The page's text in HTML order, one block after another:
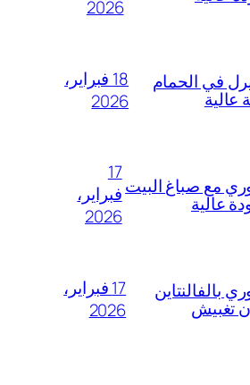
2026
في الحمام
18 فبراير،
2026
مع صباغ البيت
17
فبراير،
2026
بالفالنتاين
17 فبراير،
2026